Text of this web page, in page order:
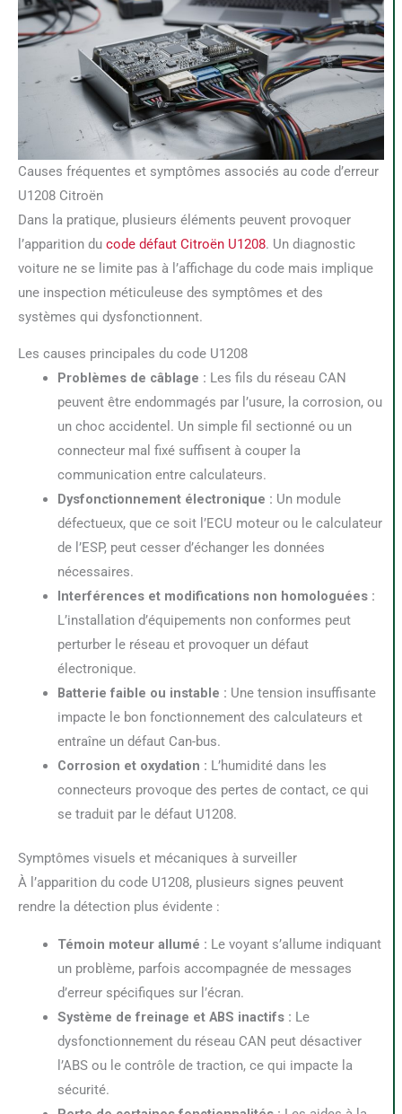
Causes fréquentes et symptômes associés au code d’erreur
U1208 Citroën
Dans la pratique, plusieurs éléments peuvent provoquer
l’apparition du code défaut Citroën U1208. Un diagnostic
voiture ne se limite pas à l’affichage du code mais implique
une inspection méticuleuse des symptômes et des
systèmes qui dysfonctionnent.
Les causes principales du code U1208
Problèmes de câblage : Les fils du réseau CAN
peuvent être endommagés par l’usure, la corrosion, ou
un choc accidentel. Un simple fil sectionné ou un
connecteur mal fixé suffisent à couper la
communication entre calculateurs.
Dysfonctionnement électronique : Un module
défectueux, que ce soit l’ECU moteur ou le calculateur
de l’ESP, peut cesser d’échanger les données
nécessaires.
Interférences et modifications non homologuées :
L’installation d’équipements non conformes peut
perturber le réseau et provoquer un défaut
électronique.
Batterie faible ou instable : Une tension insuffisante
impacte le bon fonctionnement des calculateurs et
entraîne un défaut Can-bus.
Corrosion et oxydation : L’humidité dans les
connecteurs provoque des pertes de contact, ce qui
se traduit par le défaut U1208.
Symptômes visuels et mécaniques à surveiller
À l’apparition du code U1208, plusieurs signes peuvent
rendre la détection plus évidente :
Témoin moteur allumé : Le voyant s’allume indiquant
un problème, parfois accompagnée de messages
d’erreur spécifiques sur l’écran.
Système de freinage et ABS inactifs : Le
dysfonctionnement du réseau CAN peut désactiver
l’ABS ou le contrôle de traction, ce qui impacte la
sécurité.